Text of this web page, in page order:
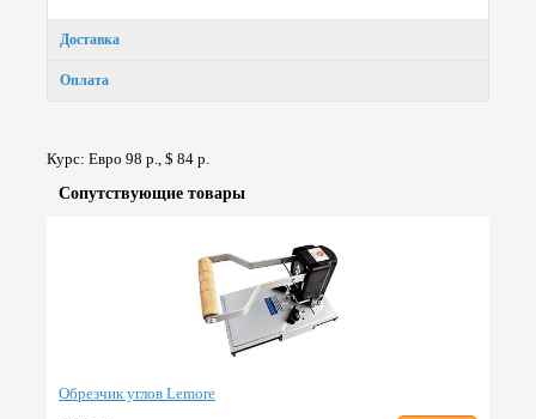
Доставка
Оплата
Курс: Евро 98 р., $ 84 р.
Сопут­ствую­щие товары
Обрезчик углов Lemore